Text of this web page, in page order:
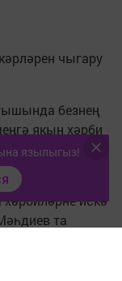
чыгару
безнең
якын хәрби
Бүгенге
искә
та
язылыгыз!